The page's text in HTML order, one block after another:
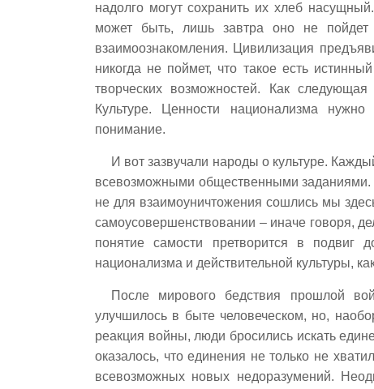
надолго могут сохранить их хлеб
может быть, лишь завтра оно не
взаимоознакомления. Цивилизация
никогда не поймет, что такое есть
творческих возможностей. Как
Культуре. Ценности национализма
понимание.
И вот зазвучали народы о культуре.
всевозможными общественными заданиями.
не для взаимоуничтожения сошлись мы
самоусовершенствовании – иначе говоря,
понятие самости претворится в подвиг
национализма и действительной культуры,
После мирового бедствия прошлой
улучшилось в быте человеческом, но,
реакция войны, люди бросились искать
оказалось, что единения не только не
всевозможных новых недоразумений.